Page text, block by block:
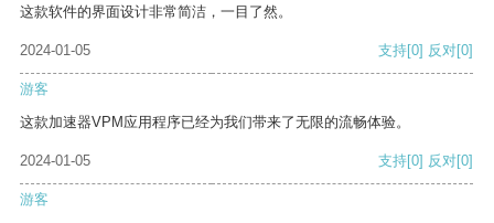
这款软件的界面设计非常简洁，一目了然。
2024-01-05 支持[0] 反对[0]
游客
这款加速器VPM应用程序已经为我们带来了无限的流畅体验。
2024-01-05 支持[0] 反对[0]
游客